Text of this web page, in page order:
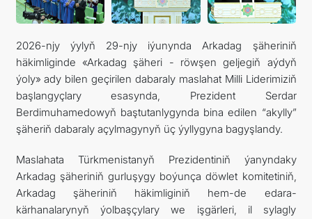
2026-njy ýylyň 29-njy iýunynda Arkadag şäheriniň
häkimliginde «Arkadag şäheri - röwşen geljegiň aýdyň
ýoly» ady bilen geçirilen dabaraly maslahat Milli Liderimiziň
başlangyçlary esasynda, Prezident Serdar
Berdimuhamedowyň baştutanlygynda bina edilen “akylly”
şäheriň dabaraly açylmagynyň üç ýyllygyna bagyşlandy.
Maslahata Türkmenistanyň Prezidentiniň ýanyndaky
Arkadag şäheriniň gurluşygy boýunça döwlet komitetiniň,
Arkadag şäheriniň häkimliginiň hem-de edara-
kärhanalarynyň ýolbaşçylary we işgärleri, il sylagly